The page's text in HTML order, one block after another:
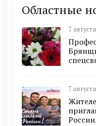
Областные
7
7